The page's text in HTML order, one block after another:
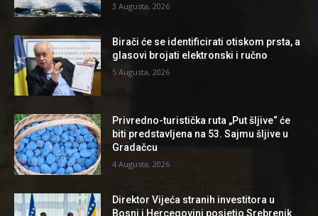
3 Augusta, 2026
Birači će se identificirati otiskom prsta, a
glasovi brojati elektronski i ručno
5 Augusta, 2026
Privredno-turistička ruta „Put šljive“ će
biti predstavljena na 53. Sajmu šljive u
Gradačcu
4 Augusta, 2026
Direktor Vijeća stranih investitora u
Bosni i Hercegovini posjetio Srebrenik